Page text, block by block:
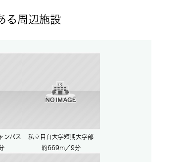
る周辺施設
ンパス
私立目白大学短期大学部
約669m／9分